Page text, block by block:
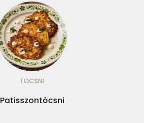
TÓCSNI
Patisszontócsni